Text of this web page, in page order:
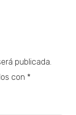
publicada.
con *